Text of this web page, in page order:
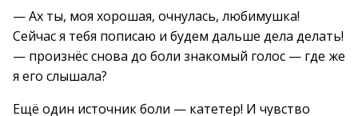
— Ах ты, моя хорошая, очнулась, любимушка!
Сейчас я тебя пописаю и будем дальше дела делать!
— произнёс снова до боли знакомый голос — где же
я его слышала?
Ещё один источник боли — катетер! И чувство